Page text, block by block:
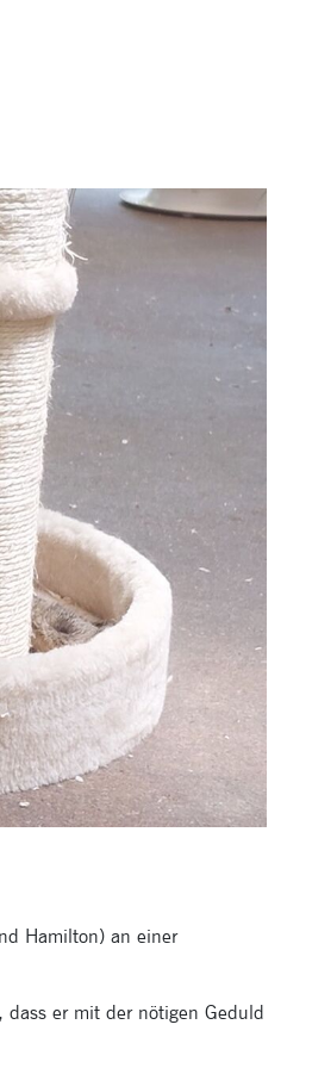
Hamilton) an einer
er mit der nötigen Geduld